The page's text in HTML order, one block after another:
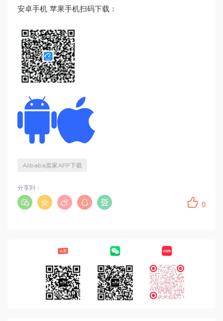
安卓手机 苹果手机扫码下载：
Alibaba卖家APP下载
0
分享到：